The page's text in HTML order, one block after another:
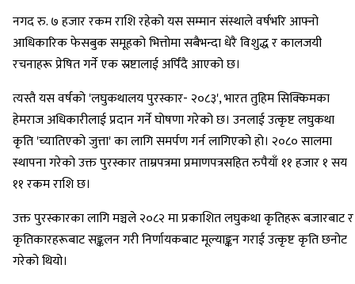
नगद रु. ७ हजार रकम राशि रहेको यस सम्मान संस्थाले वर्षभरि आफ्नो
आधिकारिक फेसबुक समूहको भित्तोमा सबैभन्दा धेरै विशुद्ध र कालजयी
रचनाहरू प्रेषित गर्ने एक स्रष्टालाई अर्पिंदै आएको छ।
त्यस्तै यस वर्षको 'लघुकथालय पुरस्कार- २०८३', भारत तुहिम सिक्किमका
हेमराज अधिकारीलाई प्रदान गर्ने घोषणा गरेको छ। उनलाई उत्कृष्ट लघुकथा
कृति 'च्यातिएको जुत्ता' का लागि समर्पण गर्न लागिएको हो। २०८० सालमा
स्थापना गरेको उक्त पुरस्कार ताम्रपत्रमा प्रमाणपत्रसहित रुपैयाँ ११ हजार १ सय
११ रकम राशि छ।
उक्त पुरस्कारका लागि मञ्चले २०८२ मा प्रकाशित लघुकथा कृतिहरू बजारबाट र
कृतिकारहरूबाट सङ्कलन गरी निर्णायकबाट मूल्याङ्कन गराई उत्कृष्ट कृति छनोट
गरेको थियो।